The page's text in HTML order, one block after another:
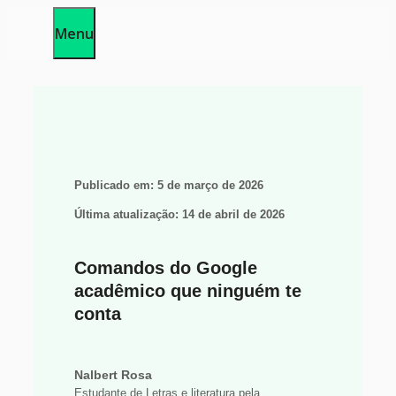
Menu
Publicado em: 5 de março de 2026
Última atualização: 14 de abril de 2026
Comandos do Google
acadêmico que ninguém te
conta
Nalbert Rosa
Estudante de Letras e literatura pela